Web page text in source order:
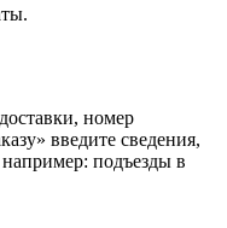
номер
введите сведения,
например: подъезды в